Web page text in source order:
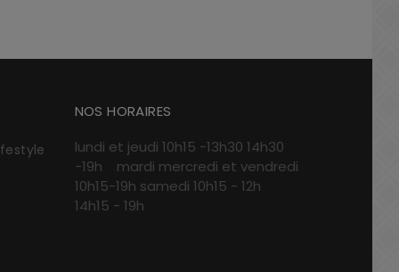
NOS HORAIRES
lundi et jeudi 10h15 -13h30 14h30
-19h mardi mercredi et vendredi
10h15-19h samedi 10h15 - 12h
14h15 - 19h